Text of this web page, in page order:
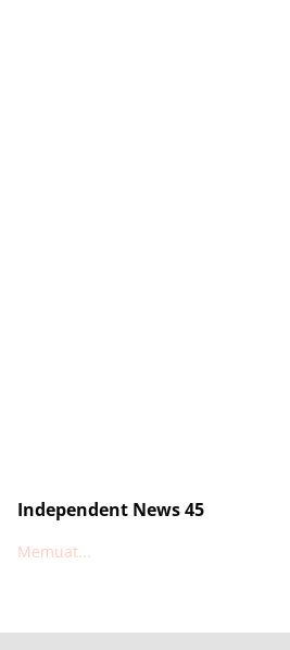
Independent News 45
Memuat...